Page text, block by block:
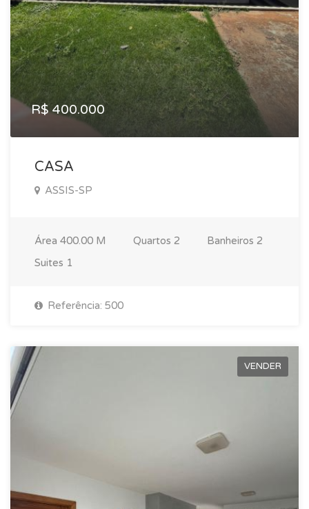
R$ 400.000
CASA
ASSIS-SP
Área 400.00 M Quartos 2 Banheiros 2
Suites 1
Referência: 500
VENDER